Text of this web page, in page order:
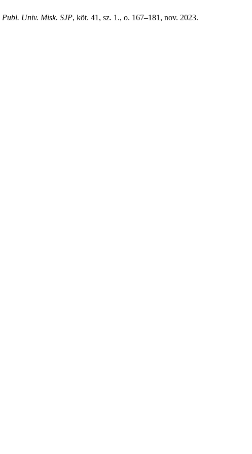
Publ. Univ. Misk. SJP, köt. 41, sz. 1., o. 167–181, nov. 2023.